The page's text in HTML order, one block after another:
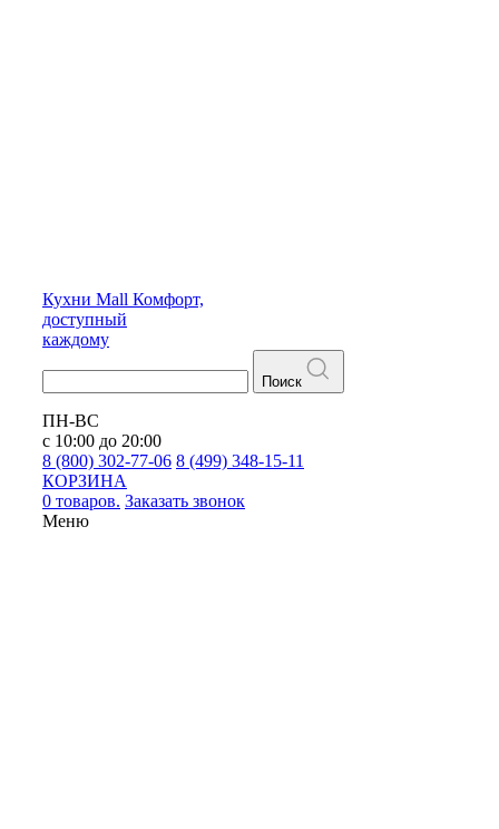
Кухни Mall Комфорт,
доступный
каждому
Поиск
ПН-ВС
с 10:00 до 20:00
8 (800) 302-77-06 8 (499) 348-15-11
КОРЗИНА
0 товаров. Заказать звонок
Меню